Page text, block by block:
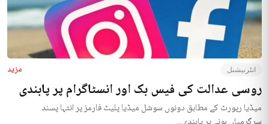
انٹرنیشنل مزید
روسی عدالت کی فیس بک اور انسٹاگرام پر پابندی
میڈیا رپورٹ کے مطابق دونوں سوشل میڈیا پلیٹ فارمز پر انتہا پسند